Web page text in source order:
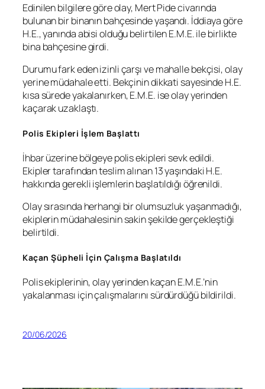
Edinilen bilgilere göre olay, Mert Pide civarında
bulunan bir binanın bahçesinde yaşandı. İddiaya göre
H.E., yanında abisi olduğu belirtilen E.M.E. ile birlikte
bina bahçesine girdi.
Durumu fark eden izinli çarşı ve mahalle bekçisi, olay
yerine müdahale etti. Bekçinin dikkati sayesinde H.E.
kısa sürede yakalanırken, E.M.E. ise olay yerinden
kaçarak uzaklaştı.
Polis Ekipleri İşlem Başlattı
İhbar üzerine bölgeye polis ekipleri sevk edildi.
Ekipler tarafından teslim alınan 13 yaşındaki H.E.
hakkında gerekli işlemlerin başlatıldığı öğrenildi.
Olay sırasında herhangi bir olumsuzluk yaşanmadığı,
ekiplerin müdahalesinin sakin şekilde gerçekleştiği
belirtildi.
Kaçan Şüpheli İçin Çalışma Başlatıldı
Polis ekiplerinin, olay yerinden kaçan E.M.E.’nin
yakalanması için çalışmalarını sürdürdüğü bildirildi.
20/06/2026